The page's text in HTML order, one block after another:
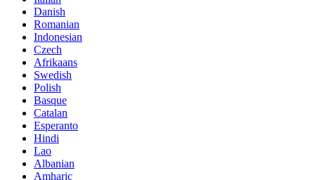
Danish
Romanian
Indonesian
Czech
Afrikaans
Swedish
Polish
Basque
Catalan
Esperanto
Hindi
Lao
Albanian
Amharic